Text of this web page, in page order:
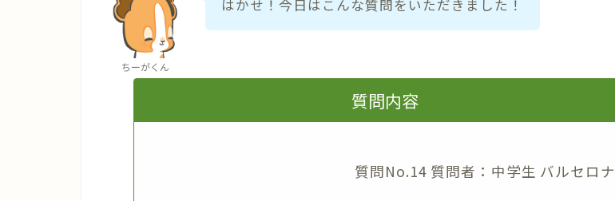
ちーがくん
はかせ！今日はこんな質問をいただきました！
質問内容
質問No.14 質問者：中学生 バルセロナ